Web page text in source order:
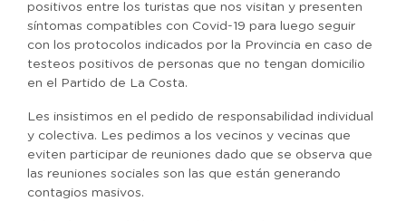
positivos entre los turistas que nos visitan y presenten
síntomas compatibles con Covid-19 para luego seguir
con los protocolos indicados por la Provincia en caso de
testeos positivos de personas que no tengan domicilio
en el Partido de La Costa.
Les insistimos en el pedido de responsabilidad individual
y colectiva. Les pedimos a los vecinos y vecinas que
eviten participar de reuniones dado que se observa que
las reuniones sociales son las que están generando
contagios masivos.